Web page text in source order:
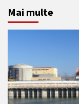
Mai multe